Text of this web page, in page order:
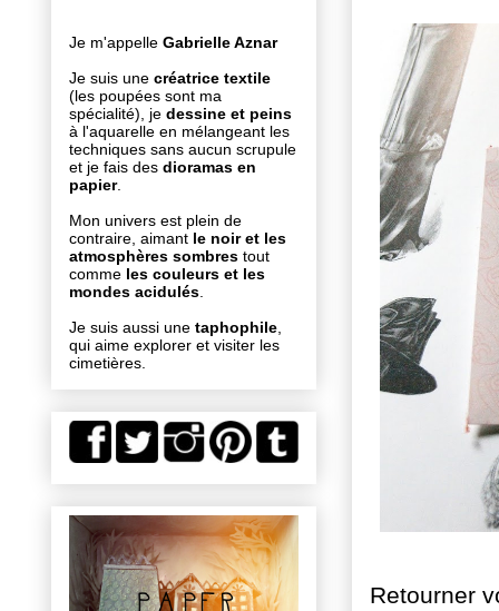
Retourner
Je m'appelle Gabrielle Aznar
Je suis une créatrice textile
(les poupées sont ma
spécialité), je dessine et peins
à l'aquarelle en mélangeant les
techniques sans aucun scrupule
et je fais des dioramas en
papier.
Mon univers est plein de
contraire, aimant le noir et les
atmosphères sombres tout
comme les couleurs et les
mondes acidulés
Je suis aussi une taphophile
qui aime explorer et visiter les
cimetières.